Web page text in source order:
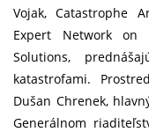
Vojak, Catastrophe
Expert Network on
Solutions,
katastrofami.
Dušan Chrenek,
Generálnom